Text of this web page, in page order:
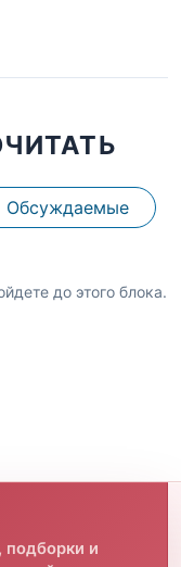
Обсуждаемые
до этого блока.
подборки и